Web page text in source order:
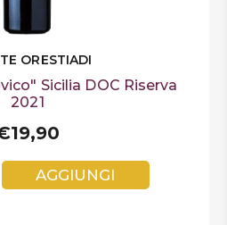
ORESTIADI
Sicilia DOC Riserva
2021
AGGIUNGI